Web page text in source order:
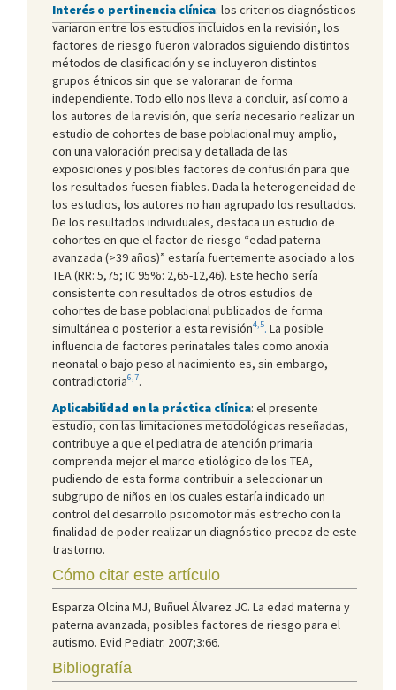
Interés o pertinencia clínica: los criterios diagnósticos
variaron entre los estudios incluidos en la revisión, los
factores de riesgo fueron valorados siguiendo distintos
métodos de clasificación y se incluyeron distintos
grupos étnicos sin que se valoraran de forma
independiente. Todo ello nos lleva a concluir, así como a
los autores de la revisión, que sería necesario realizar un
estudio de cohortes de base poblacional muy amplio,
con una valoración precisa y detallada de las
exposiciones y posibles factores de confusión para que
los resultados fuesen fiables. Dada la heterogeneidad de
los estudios, los autores no han agrupado los resultados.
De los resultados individuales, destaca un estudio de
cohortes en que el factor de riesgo “edad paterna
avanzada (>39 años)” estaría fuertemente asociado a los
TEA (RR: 5,75; IC 95%: 2,65-12,46). Este hecho sería
consistente con resultados de otros estudios de
cohortes de base poblacional publicados de forma
simultánea o posterior a esta revisión4,5. La posible
influencia de factores perinatales tales como anoxia
neonatal o bajo peso al nacimiento es, sin embargo,
contradictoria6,7.
Aplicabilidad en la práctica clínica: el presente
estudio, con las limitaciones metodológicas reseñadas,
contribuye a que el pediatra de atención primaria
comprenda mejor el marco etiológico de los TEA,
pudiendo de esta forma contribuir a seleccionar un
subgrupo de niños en los cuales estaría indicado un
control del desarrollo psicomotor más estrecho con la
finalidad de poder realizar un diagnóstico precoz de este
trastorno.
Cómo citar este artículo
Esparza Olcina MJ, Buñuel Álvarez JC. La edad materna y
paterna avanzada, posibles factores de riesgo para el
autismo. Evid Pediatr. 2007;3:66.
Bibliografía